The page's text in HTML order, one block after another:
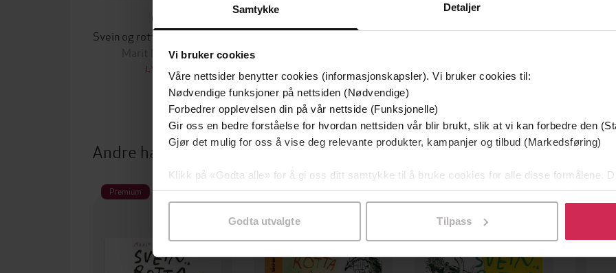
Samtykke Detaljer
Vi bruker cookies
Våre nettsider benytter cookies (informasjonskapsler). Vi bruker cookies til:
Nødvendige funksjoner på nettsiden (Nødvendige)
Forbedrer opplevelsen din på vår nettside (Funksjonelle)
Gir oss en bedre forståelse for hvordan nettsiden vår blir brukt, slik at vi kan forbedre den
Gjør det mulig for oss å vise deg relevante produkter, kampanjer og tilbud (Markedsføring)
Klikk på «Godta alle» for å gi oss ditt samtykke til å bruke cookies for alle disse formålene.
samtykke til spesifikke formål ved å klikke på «Tilpass». Du kan når som helst trekke
Godta utvalgte Tilpass
69,-
Svein og rotta feirer jul på landet
Marit Nicolaysen
LYDBOK
Svein og rotta på hesteryggen
129,-
Svein og rotta på lab'en
Svein
Andre har også kjøpt
Premium Premium Premium